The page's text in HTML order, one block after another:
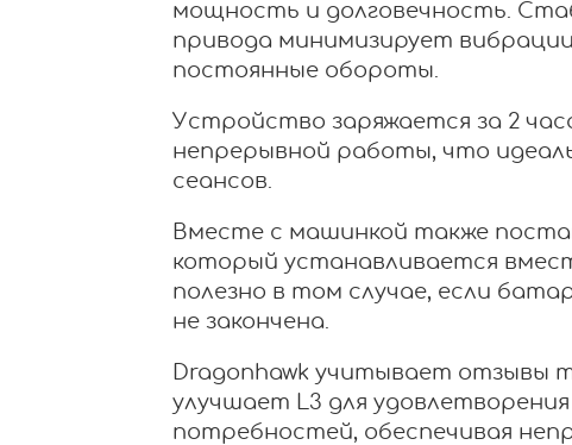
мощность и долговечность.
привода минимизирует
постоянные обороты.
Устройство заряжается за 2
непрерывной работы, что
сеансов.
Вместе с машинкой также
который устанавливается
полезно в том случае, если
не закончена.
Dragonhawk учитывает отзывы
улучшает L3 для
потребностей, обеспечивая